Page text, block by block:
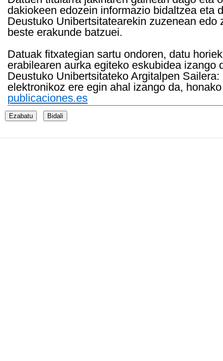
dakiokeen edozein informazio bidaltzea eta
Deustuko Unibertsitatearekin zuzenean
beste erakunde batzuei.
Datuak fitxategian sartu ondoren, datu
erabilearen aurka egiteko eskubidea
Deustuko Unibertsitateko Argitalpen
elektronikoz ere egin ahal izango da,
publicaciones.es
Ezabatu Bidali